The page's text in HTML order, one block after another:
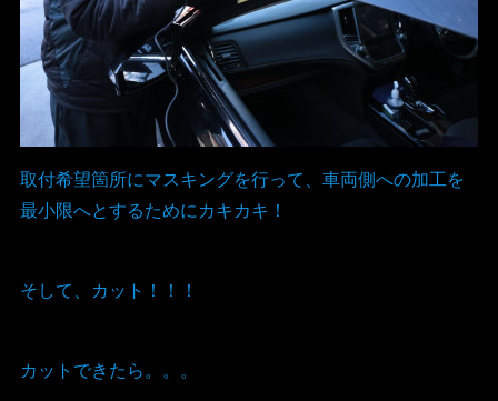
取付希望箇所にマスキングを行って、車両側への加工を
最小限へとするためにカキカキ！
そして、カット！！！
カットできたら。。。